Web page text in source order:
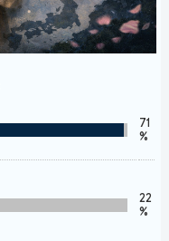
71
%
22
%